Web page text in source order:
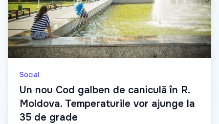
Social
Un nou Cod galben de caniculă în R.
Moldova. Temperaturile vor ajunge la
35 de grade